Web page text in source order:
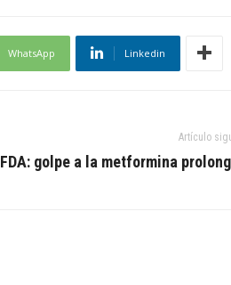
WhatsApp Linkedin
Artículo
FDA: golpe a la metformina